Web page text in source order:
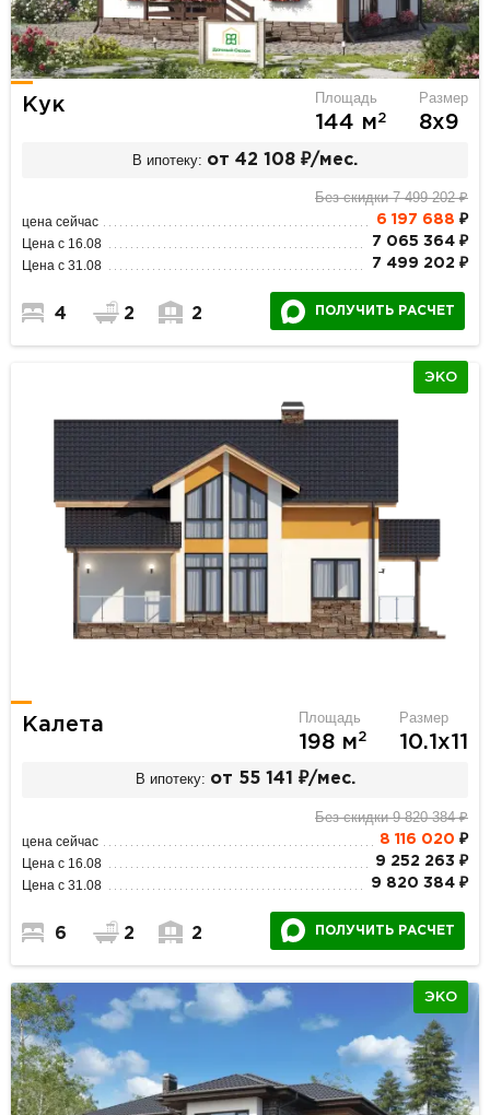
Кук Площадь
144 м2
Размер
8х9
В ипотеку: от 42 108 ₽/мес.
Без скидки 7 499 202 ₽
цена сейчас 6 197 688 ₽
Цена с 16.08 7 065 364 ₽
Цена с 31.08 7 499 202 ₽
4 2 2 ПОЛУЧИТЬ РАСЧЕТ
ЭКО
Калета Площадь
198 м2
Размер
10.1х11
В ипотеку: от 55 141 ₽/мес.
Без скидки 9 820 384 ₽
цена сейчас 8 116 020 ₽
Цена с 16.08 9 252 263 ₽
Цена с 31.08 9 820 384 ₽
6 2 2 ПОЛУЧИТЬ РАСЧЕТ
ЭКО